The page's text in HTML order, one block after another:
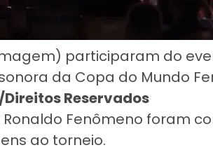
participaram do
da Copa do Mundo
Direitos Reservados
Fenômeno foram
ao torneio.